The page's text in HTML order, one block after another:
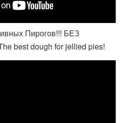
Пирогов!!! БЕЗ
best dough for jellied pies!